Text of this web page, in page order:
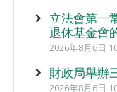
立法會第一
退休基金會
2026年8月6日
財政局舉辦
2026年8月6日